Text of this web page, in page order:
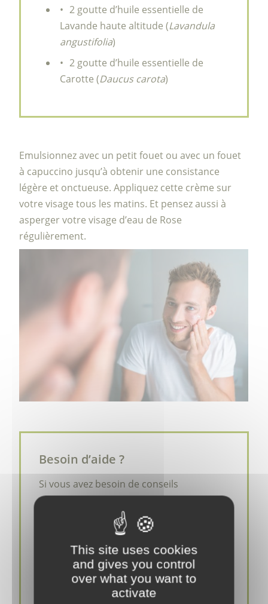
2 goutte d’huile essentielle de
Lavande haute altitude (Lavandula
angustifolia)
2 goutte d’huile essentielle de
Carotte (Daucus carota)
Emulsionnez avec un petit fouet ou avec un fouet
à capuccino jusqu’à obtenir une consistance
légère et onctueuse. Appliquez cette crème sur
votre visage tous les matins. Et pensez aussi à
asperger votre visage d’eau de Rose
régulièrement.
Besoin d’aide ?
Si vous avez besoin de conseils
personnalisés n’hésitez pas à nous
Prenez rendez-vous avec Eric
Delafontaine, praticien de médecine
chinoise
Prenez rendez-vous avec Cécile Ellert,
aromathérapeute holistique
This site uses cookies
and gives you control
over what you want to
activate